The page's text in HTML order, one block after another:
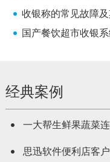
收银称的常见故障
国产餐饮超市收银
经典案例
一大帮生鲜果蔬菜
思迅软件便利店客